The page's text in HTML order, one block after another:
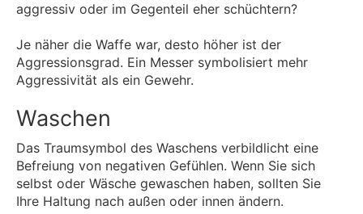
aggressiv oder im Gegenteil eher schüchtern?
Je näher die Waffe war, desto höher ist der
Aggressionsgrad. Ein Messer symbolisiert mehr
Aggressivität als ein Gewehr.
Waschen
Das Traumsymbol des Waschens verbildlicht eine
Befreiung von negativen Gefühlen. Wenn Sie sich
selbst oder Wäsche gewaschen haben, sollten Sie
Ihre Haltung nach außen oder innen ändern.